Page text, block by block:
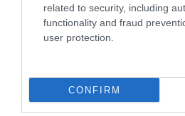
related to security, including
functionality and fraud
user protection.
CONFIRM